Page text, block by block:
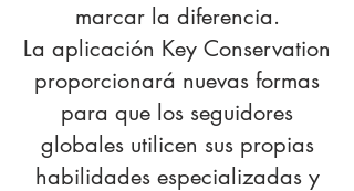
marcar la diferencia.
La aplicación Key Conservation
proporcionará nuevas formas
para que los seguidores
globales utilicen sus propias
habilidades especializadas y